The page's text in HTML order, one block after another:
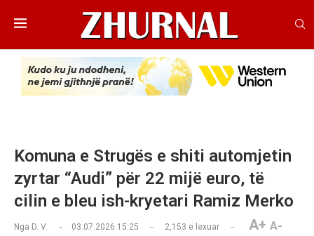
Komuna e Strugës e shiti automjetin
zyrtar “Audi” për 22 mijë euro, të
cilin e bleu ish-kryetari Ramiz Merko
Nga D. V. 03.07.2026 15:25 2,153 e lexuar A+ A-